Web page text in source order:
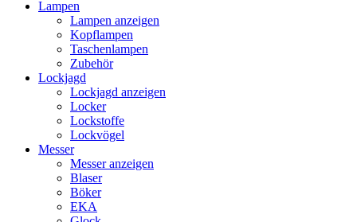
Lampen
Lampen anzeigen
Kopflampen
Taschenlampen
Zubehör
Lockjagd
Lockjagd anzeigen
Locker
Lockstoffe
Lockvögel
Messer
Messer anzeigen
Blaser
Böker
EKA